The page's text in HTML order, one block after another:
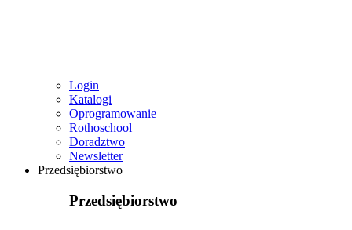
Login
Katalogi
Oprogramowanie
Rothoschool
Doradztwo
Newsletter
Przedsiębiorstwo
Przedsiębiorstwo